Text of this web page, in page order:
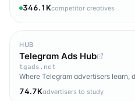
346.1Kcompetitor creatives
HUB
Telegram Ads Hub
tgads.net
Where Telegram advertisers learn,
74.7Kadvertisers to study